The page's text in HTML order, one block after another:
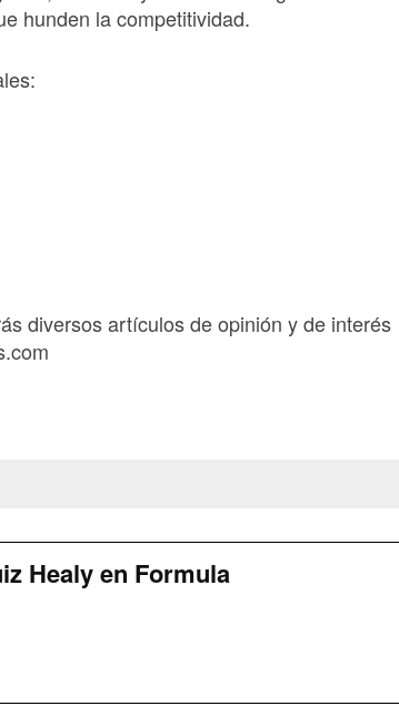
hunden la competitividad.
diversos artículos de opinión y de interés
Healy en Formula